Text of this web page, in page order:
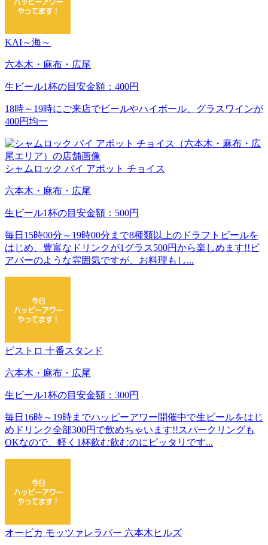
KAI～海～
六本木・麻布・広尾
生ビール1杯の目安金額：400円
18時～19時にご来店でビールやハイボール、グラスワインが
400円均一
シャムロック バイ アボット チョイス
六本木・麻布・広尾
生ビール1杯の目安金額：500円
毎日15時00分～19時00分まで8種類以上のドラフトビールを
はじめ、豊富なドリンクが1グラス500円から楽しめます!!ビ
アバーのような雰囲気ですが、お料理もし...
ビストロ 十番スタンド
六本木・麻布・広尾
生ビール1杯の目安金額：300円
毎日16時～19時までハッピーアワー開催中で生ビールをはじ
めドリンク全部300円で飲めちゃいます!!スパークリングも
OKなので、軽く1杯飲む飲むのにピッタリです...
オービカ モッツァレラバー 六本木ヒルズ